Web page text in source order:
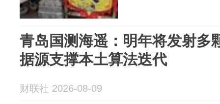
青岛国测海遥：明年将发射多
据源支撑本土算法迭代
财联社 2026-08-09